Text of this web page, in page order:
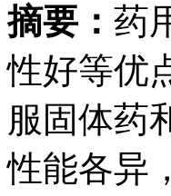
摘要： 药
性好等优
服固体药
性能各异